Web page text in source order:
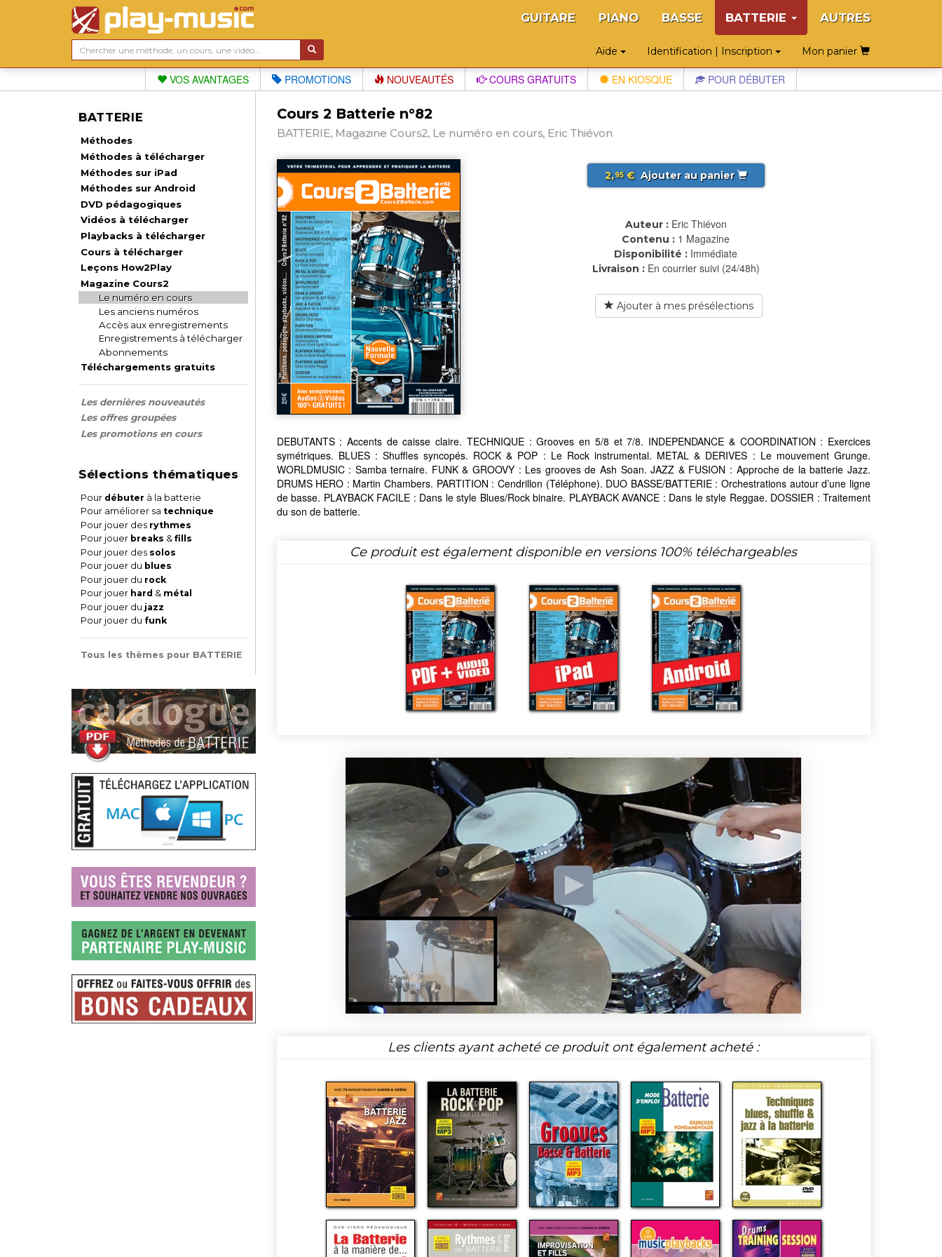
GUITARE PIANO BASSE BATTERIE AUTRES
Aide Identification | Inscription Mon panier
VOS AVANTAGES PROMOTIONS NOUVEAUTÉS COURS GRATUITS EN KIOSQUE POUR DÉBUTER
BATTERIE
Méthodes
Méthodes à télécharger
Méthodes sur iPad
Méthodes sur Android
DVD pédagogiques
Vidéos à télécharger
Playbacks à télécharger
Cours à télécharger
Leçons How2Play
Magazine Cours2
Le numéro en cours
Les anciens numéros
Accès aux enregistrements
Enregistrements à télécharger
Abonnements
Téléchargements gratuits
Les dernières nouveautés
Les offres groupées
Les promotions en cours
Sélections thématiques
Pour débuter à la batterie
Pour améliorer sa technique
Pour jouer des rythmes
Pour jouer breaks & fills
Pour jouer des solos
Pour jouer du blues
Pour jouer du rock
Pour jouer hard & métal
Pour jouer du jazz
Pour jouer du funk
Tous les thèmes pour BATTERIE
Cours 2 Batterie n°82
BATTERIE, Magazine Cours2, Le numéro en cours, Eric Thiévon
2,95€ Ajouter au panier
Auteur : Eric Thiévon
Contenu : 1 Magazine
Disponibilité : Immédiate
Livraison : En courrier suivi (24/48h)
Ajouter à mes présélections
DEBUTANTS : Accents de caisse claire. TECHNIQUE : Grooves en 5/8 et 7/8. INDEPENDANCE & COORDINATION : Exercices
symétriques. BLUES : Shuffles syncopés. ROCK & POP : Le Rock instrumental. METAL & DERIVES : Le mouvement Grunge.
WORLDMUSIC : Samba ternaire. FUNK & GROOVY : Les grooves de Ash Soan. JAZZ & FUSION : Approche de la batterie Jazz.
DRUMS HERO : Martin Chambers. PARTITION : Cendrillon (Téléphone). DUO BASSE/BATTERIE : Orchestrations autour d’une ligne
de basse. PLAYBACK FACILE : Dans le style Blues/Rock binaire. PLAYBACK AVANCE : Dans le style Reggae. DOSSIER : Traitement
du son de batterie.
Ce produit est également disponible en versions 100% téléchargeables
Les clients ayant acheté ce produit ont également acheté :